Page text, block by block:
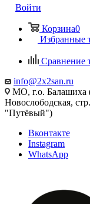
Войти
Корзина0
Избранные
Сравнение
info@2x2san.ru
МО, г.о. Балашиха
Новослободская,
"Путёвый")
Вконтакте
Instagram
WhatsApp